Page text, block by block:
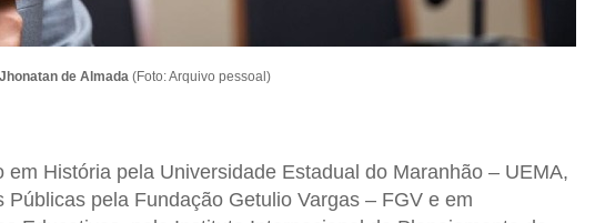
Jhonatan de Almada (Foto: Arquivo pessoal)
História pela Universidade Estadual do Maranhão – UEMA,
pela Fundação Getulio Vargas – FGV e em